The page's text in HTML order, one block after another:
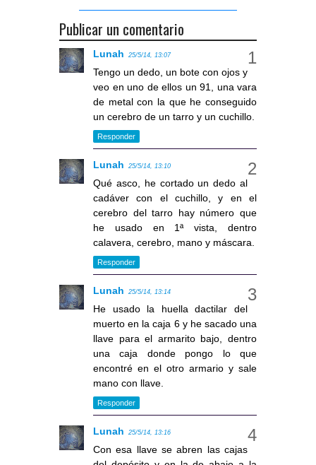
Publicar un comentario
Lunah 25/5/14, 13:07
Tengo un dedo, un bote con ojos y
veo en uno de ellos un 91, una vara
de metal con la que he conseguido
un cerebro de un tarro y un cuchillo.
Responder
Lunah 25/5/14, 13:10
Qué asco, he cortado un dedo al
cadáver con el cuchillo, y en el
cerebro del tarro hay número que
he usado en 1ª vista, dentro
calavera, cerebro, mano y máscara.
Responder
Lunah 25/5/14, 13:14
He usado la huella dactilar del
muerto en la caja 6 y he sacado una
llave para el armarito bajo, dentro
una caja donde pongo lo que
encontré en el otro armario y sale
mano con llave.
Responder
Lunah 25/5/14, 13:16
Con esa llave se abren las cajas